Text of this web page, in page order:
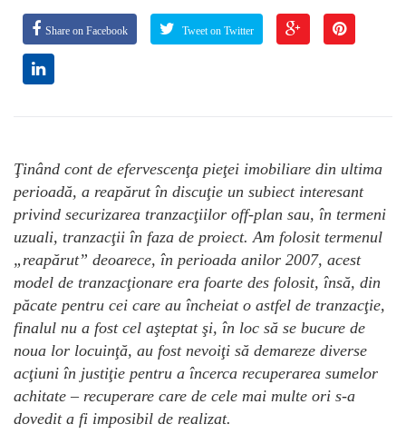
Share on Facebook Tweet on Twitter
Ţinând cont de efervescenţa pieţei imobiliare din ultima
perioadă, a reapărut în discuţie un subiect interesant
privind securizarea tranzacţiilor off-plan sau, în termeni
uzuali, tranzacţii în faza de proiect. Am folosit termenul
„reapărut” deoarece, în perioada anilor 2007, acest
model de tranzacţionare era foarte des folosit, însă, din
păcate pentru cei care au încheiat o astfel de tranzacţie,
finalul nu a fost cel aşteptat şi, în loc să se bucure de
noua lor locuinţă, au fost nevoiţi să demareze diverse
acţiuni în justiţie pentru a încerca recuperarea sumelor
achitate – recuperare care de cele mai multe ori s-a
dovedit a fi imposibil de realizat.